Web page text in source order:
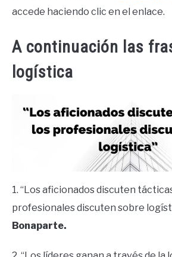
accede haciendo clic en el enlace.
A continuación las
logística
1. “Los aficionados discuten
profesionales discuten sobre
Bonaparte.